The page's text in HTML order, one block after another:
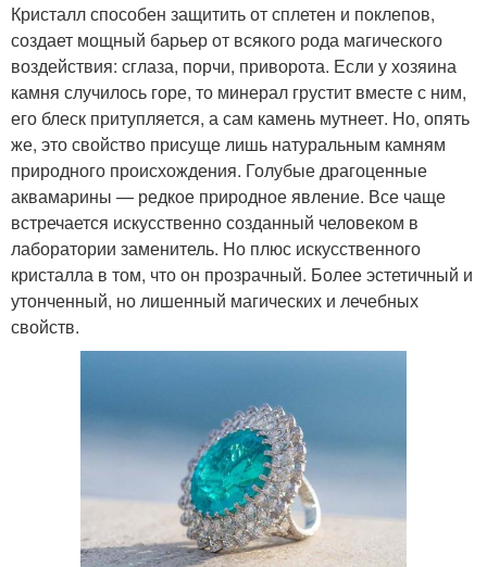
Кристалл способен защитить от сплетен и поклепов,
создает мощный барьер от всякого рода магического
воздействия: сглаза, порчи, приворота. Если у хозяина
камня случилось горе, то минерал грустит вместе с ним,
его блеск притупляется, а сам камень мутнеет. Но, опять
же, это свойство присуще лишь натуральным камням
природного происхождения. Голубые драгоценные
аквамарины — редкое природное явление. Все чаще
встречается искусственно созданный человеком в
лаборатории заменитель. Но плюс искусственного
кристалла в том, что он прозрачный. Более эстетичный и
утонченный, но лишенный магических и лечебных
свойств.